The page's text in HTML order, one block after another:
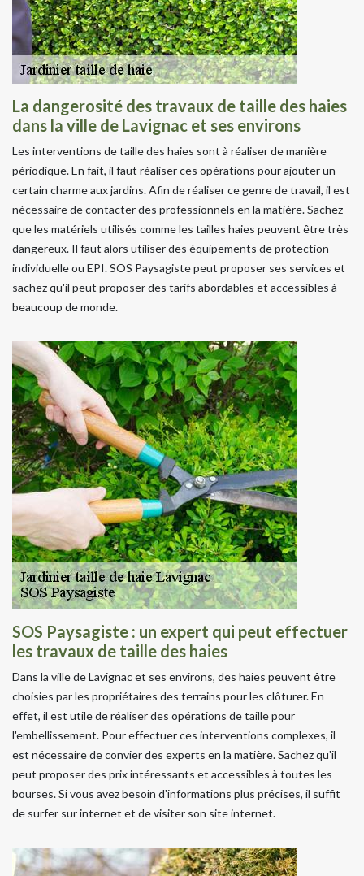
La dangerosité des travaux de taille des haies
dans la ville de Lavignac et ses environs
Les interventions de taille des haies sont à réaliser de manière
périodique. En fait, il faut réaliser ces opérations pour ajouter un
certain charme aux jardins. Afin de réaliser ce genre de travail, il est
nécessaire de contacter des professionnels en la matière. Sachez
que les matériels utilisés comme les tailles haies peuvent être très
dangereux. Il faut alors utiliser des équipements de protection
individuelle ou EPI. SOS Paysagiste peut proposer ses services et
sachez qu'il peut proposer des tarifs abordables et accessibles à
beaucoup de monde.
SOS Paysagiste : un expert qui peut effectuer
les travaux de taille des haies
Dans la ville de Lavignac et ses environs, des haies peuvent être
choisies par les propriétaires des terrains pour les clôturer. En
effet, il est utile de réaliser des opérations de taille pour
l'embellissement. Pour effectuer ces interventions complexes, il
est nécessaire de convier des experts en la matière. Sachez qu'il
peut proposer des prix intéressants et accessibles à toutes les
bourses. Si vous avez besoin d'informations plus précises, il suffit
de surfer sur internet et de visiter son site internet.